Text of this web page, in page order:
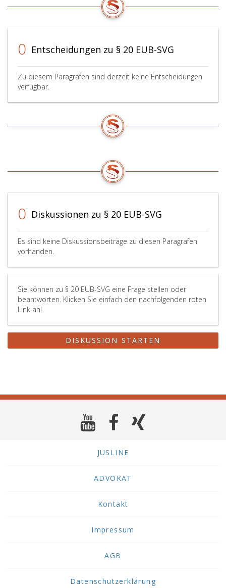
0 Entscheidungen zu § 20 EUB-SVG
Zu diesem Paragrafen sind derzeit keine Entscheidungen
verfügbar.
0 Diskussionen zu § 20 EUB-SVG
Es sind keine Diskussionsbeiträge zu diesen Paragrafen
vorhanden.
Sie können zu § 20 EUB-SVG eine Frage stellen oder
beantworten. Klicken Sie einfach den nachfolgenden roten
Link an!
DISKUSSION STARTEN
JUSLINE
ADVOKAT
Kontakt
Impressum
AGB
Datenschutzerklärung